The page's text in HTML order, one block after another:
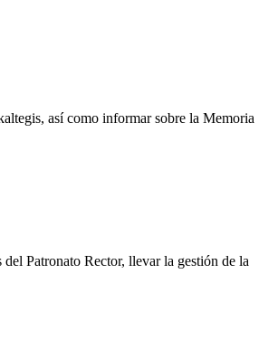
así como informar sobre la Memoria
Patronato Rector, llevar la gestión de la